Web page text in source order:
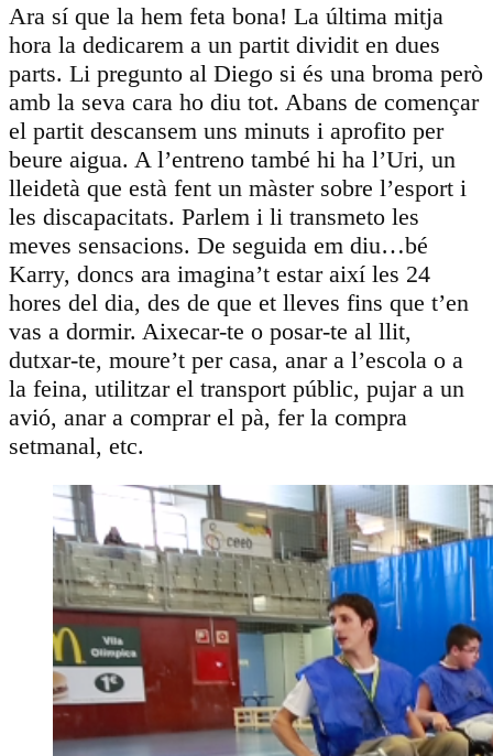
Ara sí que la hem feta bona! La última mitja
hora la dedicarem a un partit dividit en dues
parts. Li pregunto al Diego si és una broma però
amb la seva cara ho diu tot. Abans de començar
el partit descansem uns minuts i aprofito per
beure aigua. A l’entreno també hi ha l’Uri, un
lleidetà que està fent un màster sobre l’esport i
les discapacitats. Parlem i li transmeto les
meves sensacions. De seguida em diu…bé
Karry, doncs ara imagina’t estar així les 24
hores del dia, des de que et lleves fins que t’en
vas a dormir. Aixecar-te o posar-te al llit,
dutxar-te, moure’t per casa, anar a l’escola o a
la feina, utilitzar el transport públic, pujar a un
avió, anar a comprar el pà, fer la compra
setmanal, etc.